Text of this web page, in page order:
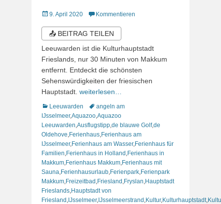
Veröffentlicht
9. April 2020 Kommentieren
📤 BEITRAG TEILEN
Leeuwarden ist die Kulturhauptstadt
Frieslands, nur 30 Minuten von Makkum
entfernt. Entdeckt die schönsten
Sehenswürdigkeiten der friesischen
Hauptstadt. weiterlesen…
Kategorien
Leeuwarden Schlagworte
angeln am
IJsselmeer,Aquazoo Aquazoo
Leeuwarden Ausflugstipp de blauwe Golf,de
Oldehove Ferienhaus Ferienhaus am
IJsselmeer, Ferienhaus am Wasser, Ferienhaus für
Familien Ferienhaus in Holland Ferienhaus in
Makkum Ferienhaus Makkum Ferienhaus mit
Sauna Ferienhausurlaub Ferienpark Ferienpark
Makkum Freizeitbad Friesland Fryslan Hauptstadt
Frieslands Hauptstadt von
Friesland IJsselmeer, IJsselmeerstrand Kultur, Kulturhauptstadt